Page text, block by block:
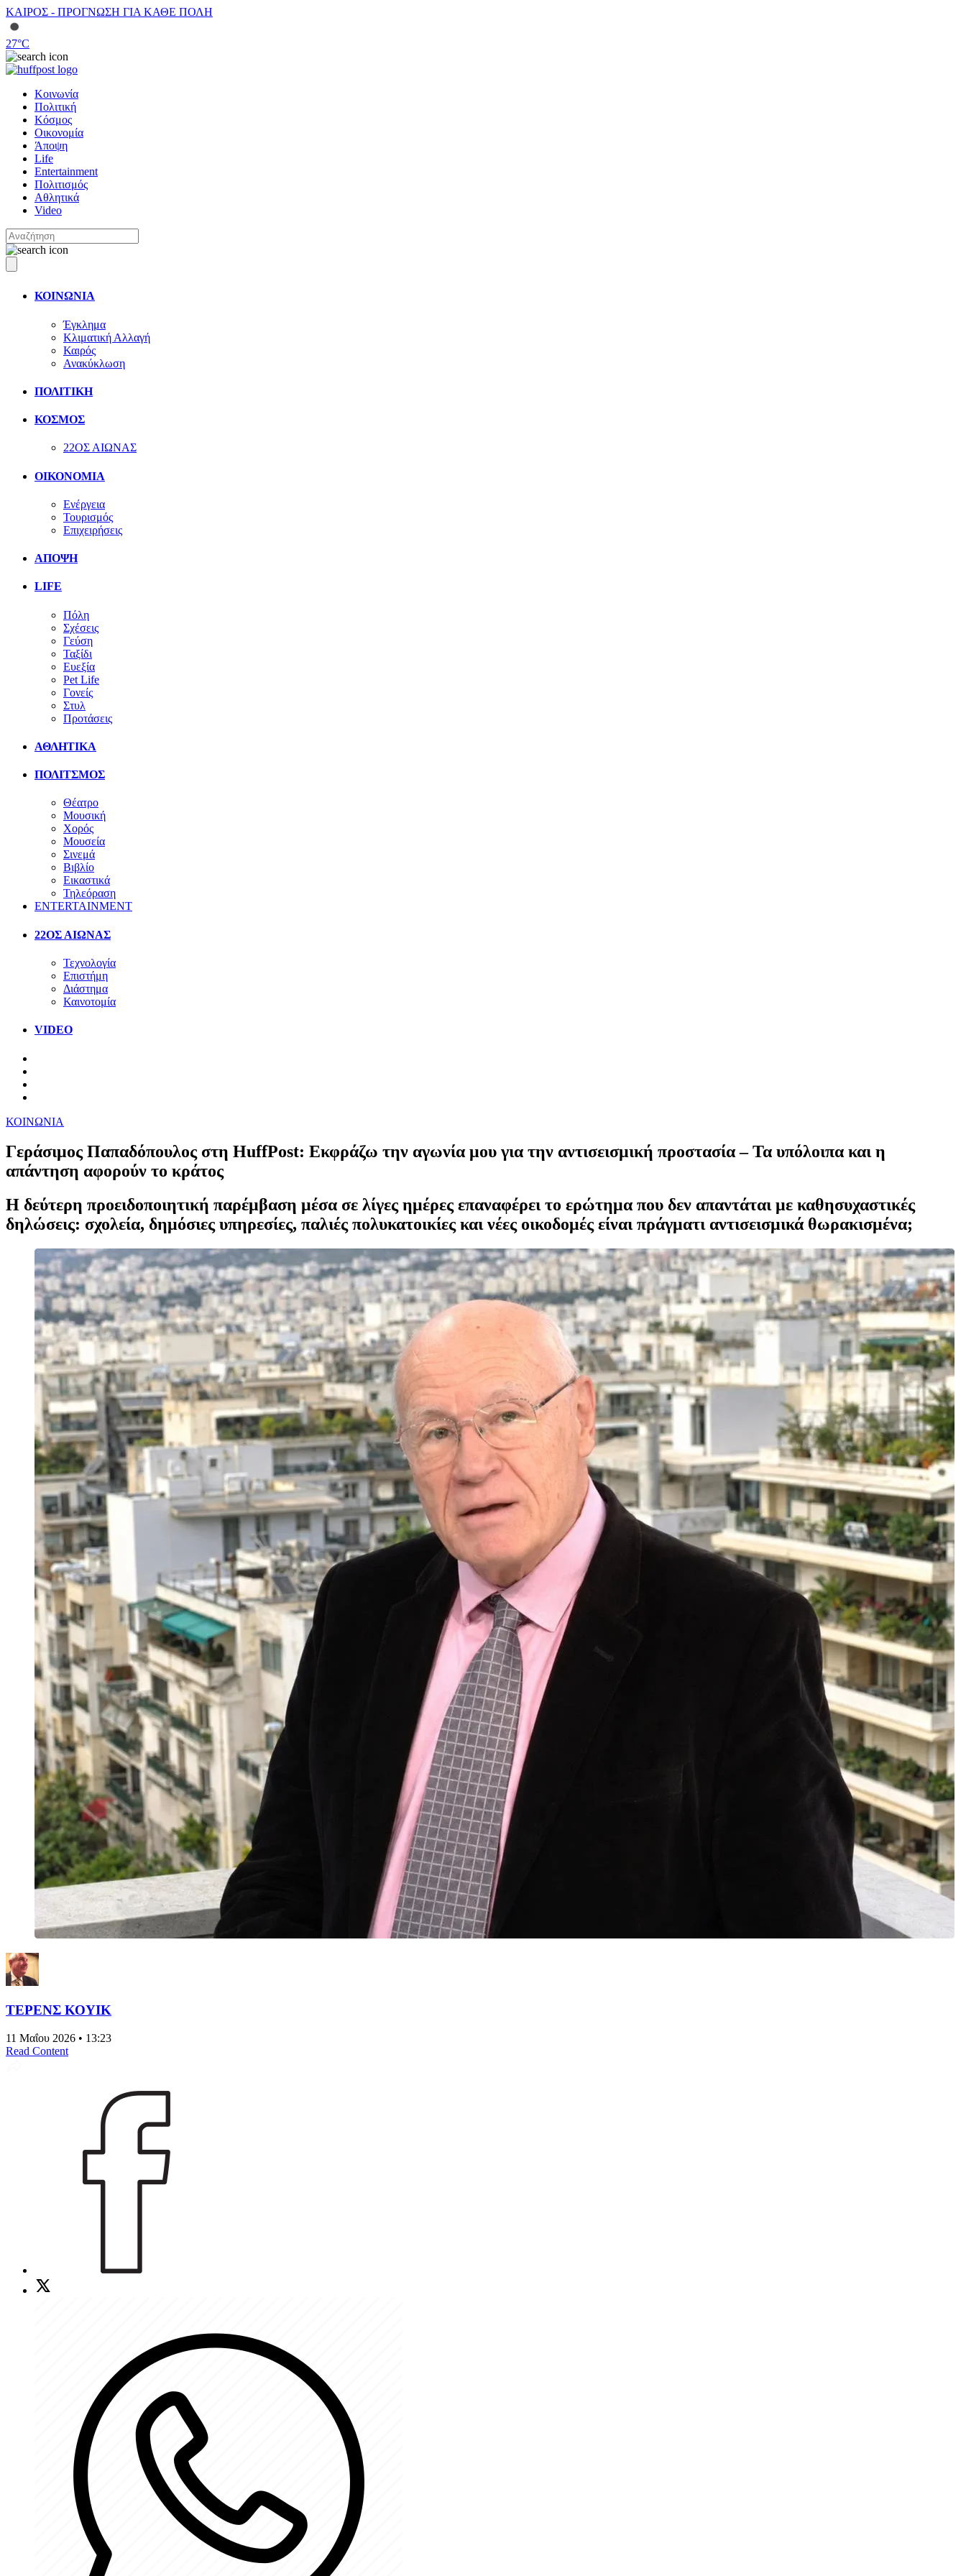
ΚΑΙΡΟΣ - ΠΡΟΓΝΩΣΗ ΓΙΑ ΚΑΘΕ ΠΟΛΗ
27°C
Κοινωνία
Πολιτική
Κόσμος
Οικονομία
Άποψη
Life
Entertainment
Πολιτισμός
Αθλητικά
Video
ΚΟΙΝΩΝΙΑ
Έγκλημα
Κλιματική Αλλαγή
Καιρός
Ανακύκλωση
ΠΟΛΙΤΙΚΗ
ΚΟΣΜΟΣ
22ΟΣ ΑΙΩΝΑΣ
ΟΙΚΟΝΟΜΙΑ
Ενέργεια
Τουρισμός
Επιχειρήσεις
ΑΠΟΨΗ
LIFE
Πόλη
Σχέσεις
Γεύση
Ταξίδι
Ευεξία
Pet Life
Γονείς
Στυλ
Προτάσεις
ΑΘΛΗΤΙΚΑ
ΠΟΛΙΤΣΜΟΣ
Θέατρο
Μουσική
Χορός
Μουσεία
Σινεμά
Βιβλίο
Εικαστικά
Τηλεόραση
ENTERTAINMENT
22ΟΣ ΑΙΩΝΑΣ
Τεχνολογία
Επιστήμη
Διάστημα
Καινοτομία
VIDEO
ΚΟΙΝΩΝΙΑ
Γεράσιμος Παπαδόπουλος στη HuffPost: Εκφράζω την αγωνία μου για την αντισεισμική προστασία – Τα υπόλοιπα και η
απάντηση αφορούν το κράτος
Η δεύτερη προειδοποιητική παρέμβαση μέσα σε λίγες ημέρες επαναφέρει το ερώτημα που δεν απαντάται με καθησυχαστικές
δηλώσεις: σχολεία, δημόσιες υπηρεσίες, παλιές πολυκατοικίες και νέες οικοδομές είναι πράγματι αντισεισμικά θωρακισμένα;
ΤΕΡΕΝΣ ΚΟΥΙΚ
11 Μαΐου 2026 • 13:23
Read Content